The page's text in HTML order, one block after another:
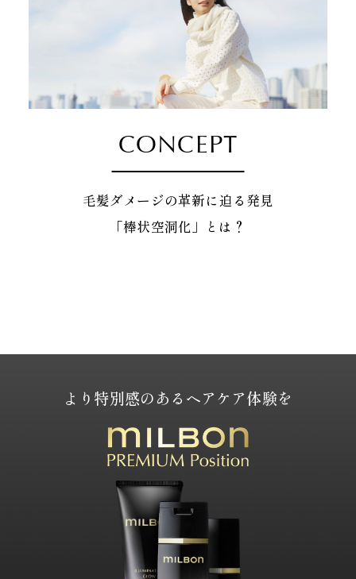
CONCEPT
毛髪ダメージの革新に迫る発見
「棒状空洞化」とは？
より特別感のあるヘアケア体験を